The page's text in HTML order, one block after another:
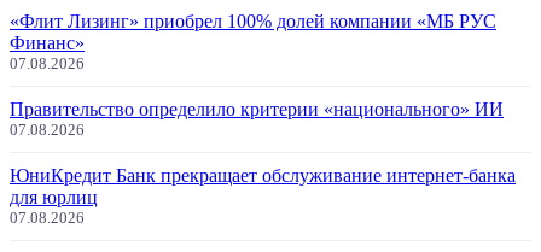
«Флит Лизинг» приобрел 100% долей компании «МБ РУС
Финанс»
07.08.2026
Правительство определило критерии «национального» ИИ
07.08.2026
ЮниКредит Банк прекращает обслуживание интернет-банка
для юрлиц
07.08.2026